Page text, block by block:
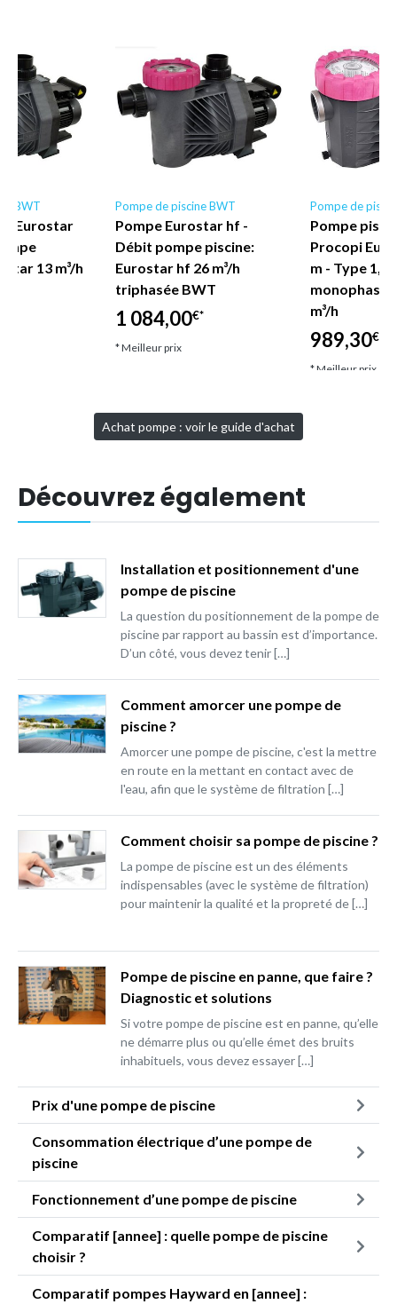
BWT
Eurostar
13 m³/h
Pompe de piscine BWT
Pompe Eurostar hf -
Débit pompe piscine:
Eurostar hf 26 m³/h
triphasée BWT
1 084,00€*
* Meilleur prix
Pompe de
Pompe
Procopi
m - Type 1,3
monophasé
m³/h
989,30€*
* Meilleur prix
Achat pompe : voir le guide d'achat
Découvrez également
Installation et positionnement d'une
pompe de piscine
La question du positionnement de la pompe de
piscine par rapport au bassin est d’importance.
D’un côté, vous devez tenir […]
Comment amorcer une pompe de
piscine ?
Amorcer une pompe de piscine, c'est la mettre
en route en la mettant en contact avec de
l'eau, afin que le système de filtration […]
Comment choisir sa pompe de piscine ?
La pompe de piscine est un des éléments
indispensables (avec le système de filtration)
pour maintenir la qualité et la propreté de […]
Pompe de piscine en panne, que faire ?
Diagnostic et solutions
Si votre pompe de piscine est en panne, qu’elle
ne démarre plus ou qu’elle émet des bruits
inhabituels, vous devez essayer […]
Prix d'une pompe de piscine
Consommation électrique d’une pompe de
piscine
Fonctionnement d’une pompe de piscine
Comparatif [annee] : quelle pompe de piscine
choisir ?
Comparatif pompes Hayward en [annee] :